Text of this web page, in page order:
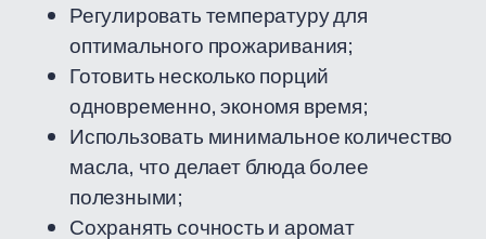
Регулировать температуру для
оптимального прожаривания;
Готовить несколько порций
одновременно, экономя время;
Использовать минимальное количество
масла, что делает блюда более
полезными;
Сохранять сочность и аромат